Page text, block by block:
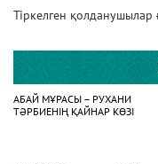
Тіркелген қолданушылар
АБАЙ МҰРАСЫ – РУХАНИ
ТӘРБИЕНІҢ ҚАЙНАР КӨЗІ